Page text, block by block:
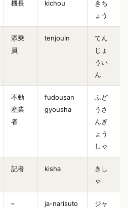
機長 kichou
きち
ょう
添乗
員
tenjouin
てん
じょ
うい
ん
不動
産業
者
fudousan
gyousha
ふど
うさ
んぎ
ょう
しゃ
記者 kisha
きし
ゃ
– ja-narisuto
ジャ